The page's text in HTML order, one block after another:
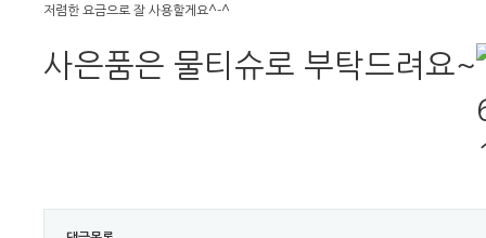
저렴한 요금으로 잘 사용할게요^-^
사은품은 물티슈로 부탁드려요~